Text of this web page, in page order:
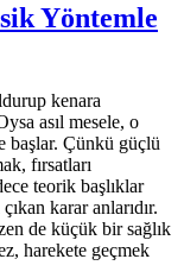
Yöntemle
kenara
asıl mesele, o
başlar. Çünkü güçlü
fırsatları
teorik başlıklar
karar anlarıdır.
de küçük bir sağlık
harekete geçmek